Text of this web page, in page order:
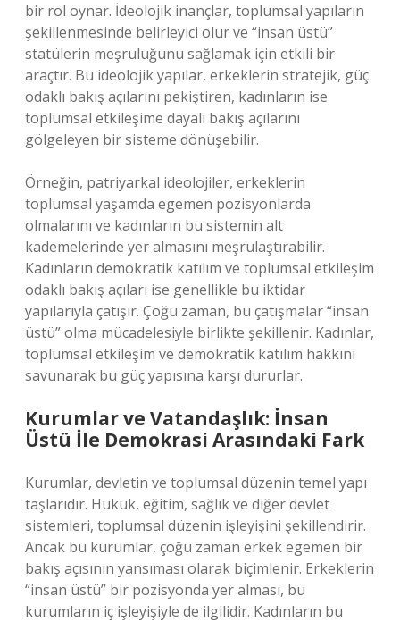
bir rol oynar. İdeolojik inançlar, toplumsal yapıların
şekillenmesinde belirleyici olur ve “insan üstü”
statülerin meşruluğunu sağlamak için etkili bir
araçtır. Bu ideolojik yapılar, erkeklerin stratejik, güç
odaklı bakış açılarını pekiştiren, kadınların ise
toplumsal etkileşime dayalı bakış açılarını
gölgeleyen bir sisteme dönüşebilir.
Örneğin, patriyarkal ideolojiler, erkeklerin
toplumsal yaşamda egemen pozisyonlarda
olmalarını ve kadınların bu sistemin alt
kademelerinde yer almasını meşrulaştırabilir.
Kadınların demokratik katılım ve toplumsal etkileşim
odaklı bakış açıları ise genellikle bu iktidar
yapılarıyla çatışır. Çoğu zaman, bu çatışmalar “insan
üstü” olma mücadelesiyle birlikte şekillenir. Kadınlar,
toplumsal etkileşim ve demokratik katılım hakkını
savunarak bu güç yapısına karşı dururlar.
Kurumlar ve Vatandaşlık: İnsan
Üstü İle Demokrasi Arasındaki Fark
Kurumlar, devletin ve toplumsal düzenin temel yapı
taşlarıdır. Hukuk, eğitim, sağlık ve diğer devlet
sistemleri, toplumsal düzenin işleyişini şekillendirir.
Ancak bu kurumlar, çoğu zaman erkek egemen bir
bakış açısının yansıması olarak biçimlenir. Erkeklerin
“insan üstü” bir pozisyonda yer alması, bu
kurumların iç işleyişiyle de ilgilidir. Kadınların bu